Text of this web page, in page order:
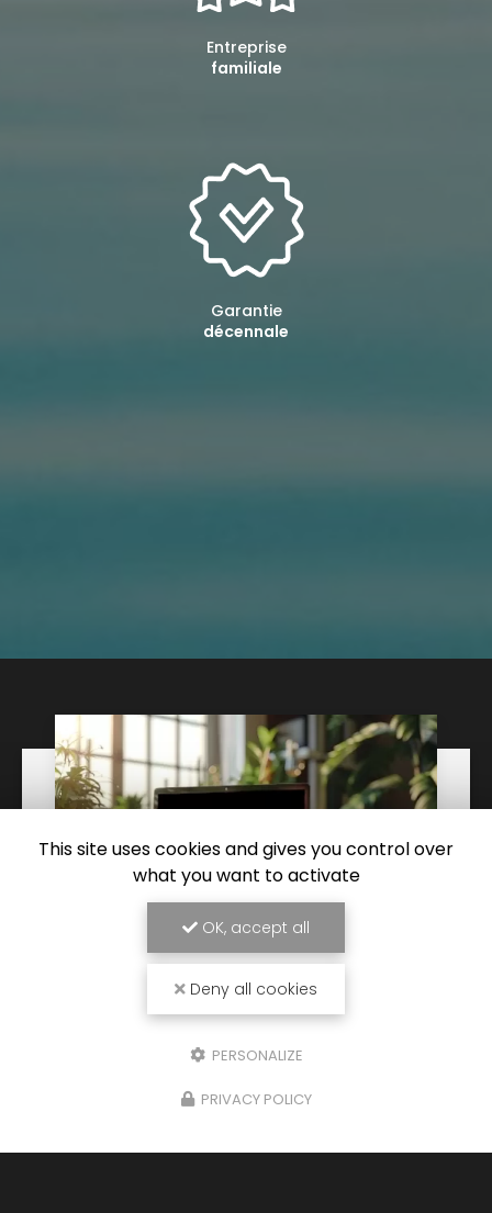
Entreprise
familiale
Garantie
décennale
SARL PISCINE POLYESTER ETANCHEITE à
vous présente son nouveau
sociétéCliken Web PRO. Vous souhaitant une…
This site uses cookies and gives you control over
what you want to activate
OK, accept all
Deny all cookies
PERSONALIZE
PRIVACY POLICY